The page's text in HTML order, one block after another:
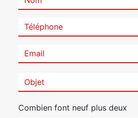
Combien font neuf plus deux